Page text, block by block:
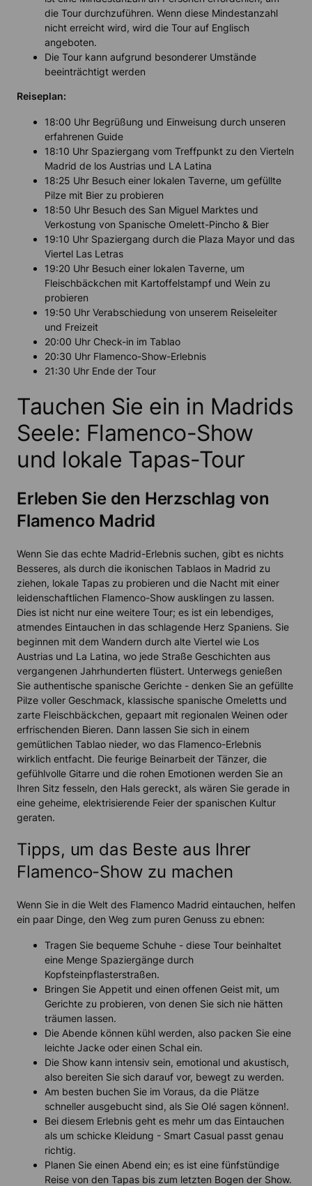
die Tour durchzuführen. Wenn diese Mindestanzahl
nicht erreicht wird, wird die Tour auf Englisch
angeboten.
Die Tour kann aufgrund besonderer Umstände
beeinträchtigt werden
Reiseplan:
18:00 Uhr Begrüßung und Einweisung durch unseren
erfahrenen Guide
18:10 Uhr Spaziergang vom Treffpunkt zu den Vierteln
Madrid de los Austrias und LA Latina
18:25 Uhr Besuch einer lokalen Taverne, um gefüllte
Pilze mit Bier zu probieren
18:50 Uhr Besuch des San Miguel Marktes und
Verkostung von Spanische Omelett-Pincho & Bier
19:10 Uhr Spaziergang durch die Plaza Mayor und das
Viertel Las Letras
19:20 Uhr Besuch einer lokalen Taverne, um
Fleischbäckchen mit Kartoffelstampf und Wein zu
probieren
19:50 Uhr Verabschiedung von unserem Reiseleiter
und Freizeit
20:00 Uhr Check-in im Tablao
20:30 Uhr Flamenco-Show-Erlebnis
21:30 Uhr Ende der Tour
Tauchen Sie ein in Madrids
Seele: Flamenco-Show
und lokale Tapas-Tour
Erleben Sie den Herzschlag von
Flamenco Madrid
Wenn Sie das echte Madrid-Erlebnis suchen, gibt es nichts
Besseres, als durch die ikonischen Tablaos in Madrid zu
ziehen, lokale Tapas zu probieren und die Nacht mit einer
leidenschaftlichen Flamenco-Show ausklingen zu lassen.
Dies ist nicht nur eine weitere Tour; es ist ein lebendiges,
atmendes Eintauchen in das schlagende Herz Spaniens. Sie
beginnen mit dem Wandern durch alte Viertel wie Los
Austrias und La Latina, wo jede Straße Geschichten aus
vergangenen Jahrhunderten flüstert. Unterwegs genießen
Sie authentische spanische Gerichte - denken Sie an gefüllte
Pilze voller Geschmack, klassische spanische Omeletts und
zarte Fleischbäckchen, gepaart mit regionalen Weinen oder
erfrischenden Bieren. Dann lassen Sie sich in einem
gemütlichen Tablao nieder, wo das Flamenco-Erlebnis
wirklich entfacht. Die feurige Beinarbeit der Tänzer, die
gefühlvolle Gitarre und die rohen Emotionen werden Sie an
Ihren Sitz fesseln, den Hals gereckt, als wären Sie gerade in
eine geheime, elektrisierende Feier der spanischen Kultur
geraten.
Tipps, um das Beste aus Ihrer
Flamenco-Show zu machen
Wenn Sie in die Welt des Flamenco Madrid eintauchen, helfen
ein paar Dinge, den Weg zum puren Genuss zu ebnen:
Tragen Sie bequeme Schuhe - diese Tour beinhaltet
eine Menge Spaziergänge durch
Kopfsteinpflasterstraßen.
Bringen Sie Appetit und einen offenen Geist mit, um
Gerichte zu probieren, von denen Sie sich nie hätten
träumen lassen.
Die Abende können kühl werden, also packen Sie eine
leichte Jacke oder einen Schal ein.
Die Show kann intensiv sein, emotional und akustisch,
also bereiten Sie sich darauf vor, bewegt zu werden.
Am besten buchen Sie im Voraus, da die Plätze
schneller ausgebucht sind, als Sie Olé sagen können!.
Bei diesem Erlebnis geht es mehr um das Eintauchen
als um schicke Kleidung - Smart Casual passt genau
richtig.
Planen Sie einen Abend ein; es ist eine fünfstündige
Reise von den Tapas bis zum letzten Bogen der Show.